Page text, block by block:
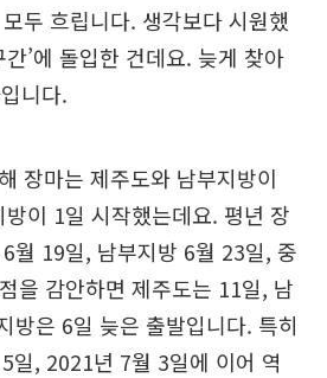
두 흐립니다. 생각보다 시원했
’에 돌입한 건데요. 늦게 찾아
니다.
장마는 제주도와 남부지방이
이 1일 시작했는데요. 평년 장
월 19일, 남부지방 6월 23일, 중
을 감안하면 제주도는 11일, 남
방은 6일 늦은 출발입니다. 특히
일, 2021년 7월 3일에 이어 역